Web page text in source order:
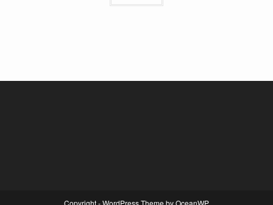
Copyright - WordPress Theme by OceanWP